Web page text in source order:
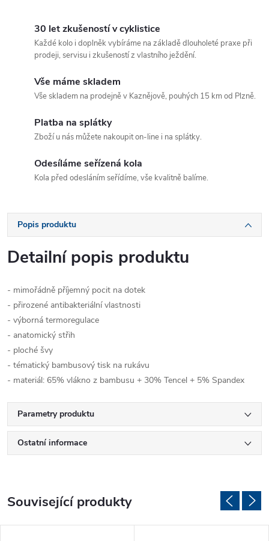
30 let zkušeností v cyklistice
Každé kolo i doplněk vybíráme na základě dlouholeté praxe při
prodeji, servisu i zkušeností z vlastního ježdění.
Vše máme skladem
Vše skladem na prodejně v Kaznějově, pouhých 15 km od Plzně.
Platba na splátky
Zboží u nás můžete nakoupit on-line i na splátky.
Odesíláme seřízená kola
Kola před odesláním seřídíme, vše kvalitně balíme.
Popis produktu
Detailní popis produktu
- mimořádně příjemný pocit na dotek
- přirozené antibakteriální vlastnosti
- výborná termoregulace
- anatomický střih
- ploché švy
- tématický bambusový tisk na rukávu
- materiál: 65% vlákno z bambusu + 30% Tencel + 5% Spandex
Parametry produktu
Ostatní informace
Související produkty